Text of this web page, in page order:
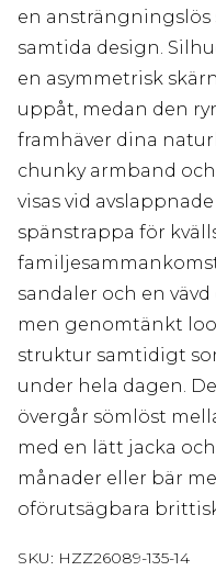
en ansträngningslös
samtida design.
en asymmetrisk
uppåt, medan den
framhäver dina
chunky armband
visas vid
spänstrappa för
sandaler och en
men genomtänkt
struktur samtidigt
under hela dagen.
övergår sömlöst
med en lätt jacka
månader eller bär
oförutsägbara
SKU: HZZ26089-135-14